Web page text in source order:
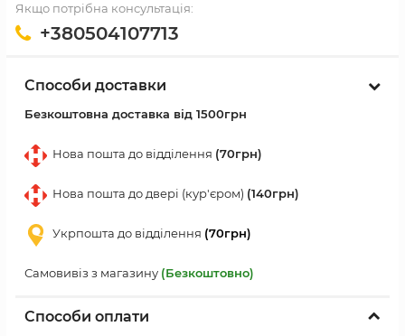
Якщо потрібна консультація:
+380504107713
Способи доставки
Безкоштовна доставка від 1500грн
Нова пошта до відділення (70грн)
Нова пошта до двері (кур'єром) (140грн)
Укрпошта до відділення (70грн)
Самовивіз з магазину (Безкоштовно)
Способи оплати